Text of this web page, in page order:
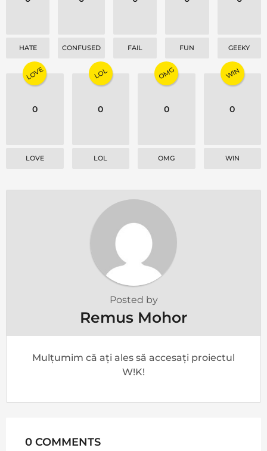
HATE CONFUSED FAIL FUN GEEKY
LOVE
0
LOVE
LOL
0
LOL
OMG
0
OMG
WIN
0
WIN
Posted by
Remus Mohor
Mulțumim că ați ales să accesați proiectul
W!K!
0 COMMENTS